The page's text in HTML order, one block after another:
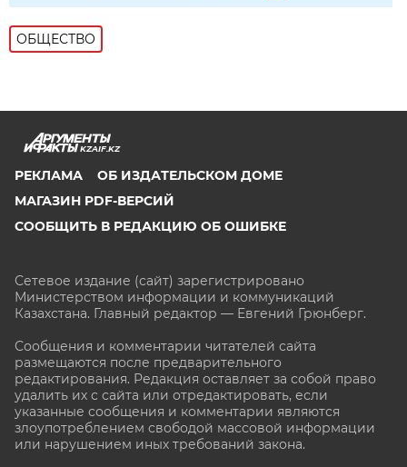
ОБЩЕСТВО
KZAIF.KZ
РЕКЛАМА
ОБ ИЗДАТЕЛЬСКОМ ДОМЕ
МАГАЗИН PDF-ВЕРСИЙ
СООБЩИТЬ В РЕДАКЦИЮ ОБ ОШИБКЕ
Сетевое издание (сайт) зарегистрировано
Министерством информации и коммуникаций
Казахстана. Главный редактор — Евгений Грюнберг.
Сообщения и комментарии читателей сайта
размещаются после предварительного
редактирования. Редакция оставляет за собой право
удалить их с сайта или отредактировать, если
указанные сообщения и комментарии являются
злоупотреблением свободой массовой информации
или нарушением иных требований закона.